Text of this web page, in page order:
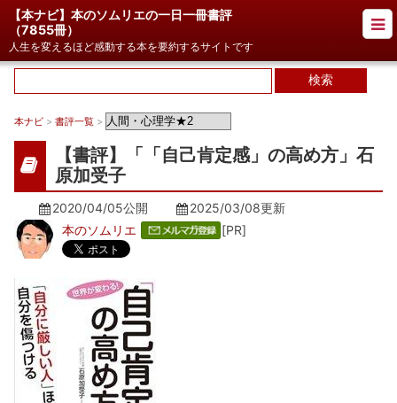
【本ナビ】本のソムリエの一日一冊書評
（7855冊）
人生を変えるほど感動する本を要約するサイトです
本ナビ > 書評一覧 >
【書評】「「自己肯定感」の高め方」石
原加受子
2020/04/05公開 2025/03/08更新
本のソムリエ
[PR]